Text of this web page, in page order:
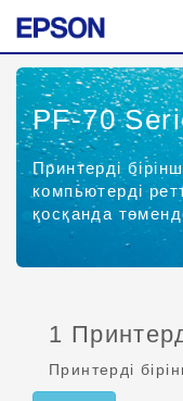
PF-70
Принтерді
компьютерді
қосқанда
1
Принтерді